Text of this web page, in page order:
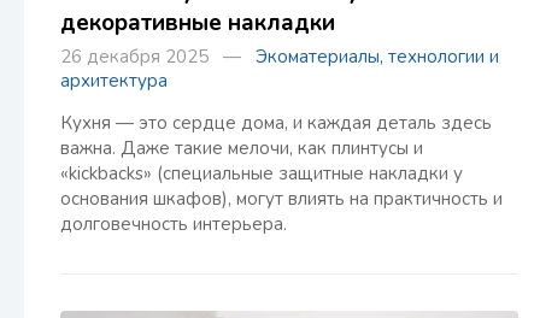
декоративные накладки
26 декабря 2025 — Экоматериалы, технологии и
архитектура
Кухня — это сердце дома, и каждая деталь здесь
важна. Даже такие мелочи, как плинтусы и
«kickbacks» (специальные защитные накладки у
основания шкафов), могут влиять на практичность и
долговечность интерьера.